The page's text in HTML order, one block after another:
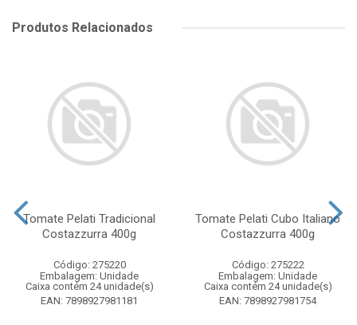
Produtos Relacionados
Tomate Pelati Tradicional
Costazzurra 400g
Código: 275220
Embalagem: Unidade
Caixa contém 24 unidade(s)
EAN: 7898927981181
Tomate Pelati Cubo Italiano
Costazzurra 400g
Código: 275222
Embalagem: Unidade
Caixa contém 24 unidade(s)
EAN: 7898927981754